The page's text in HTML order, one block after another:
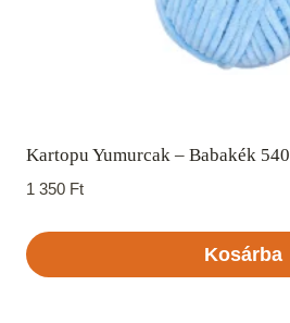
Kartopu Yumurcak – Babakék 540
1 350 Ft
Kosárba